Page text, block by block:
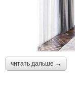
читать дальше →